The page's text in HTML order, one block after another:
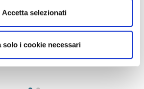
Accetta selezionati
solo i cookie necessari